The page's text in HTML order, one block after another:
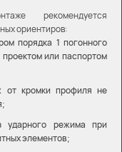
рекомендуется
ориентиров:
порядка 1 погонного
или паспортом
от кромки профиля не
ударного режима при
элементов;